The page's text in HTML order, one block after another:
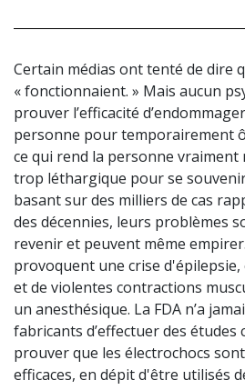
Certain médias ont tenté de dire
« fonctionnaient. » Mais aucun
prouver l’efficacité
personne pour temporairement
ce qui rend la personne vraiment
trop léthargique pour se
basant sur des milliers de cas
des décennies, leurs problèmes
revenir et peuvent même
provoquent une crise d'épilepsie,
et de violentes contractions
un anesthésique. La FDA n’a
fabricants d’effectuer des études
prouver que les électrochocs
efficaces, en dépit d'être utilisés